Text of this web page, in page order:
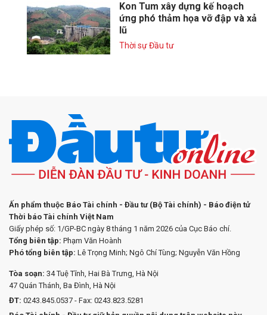
Kon Tum xây dựng kế hoạch
ứng phó thảm họa vỡ đập và xả
lũ
Thời sự Đầu tư
Ấn phẩm thuộc Báo Tài chính - Đầu tư (Bộ Tài chính) - Báo điện tử
Thời báo Tài chính Việt Nam
Giấy phép số: 1/GP-BC ngày 8 tháng 1 năm 2026 của Cục Báo chí.
Tổng biên tập: Phạm Văn Hoành
Phó tổng biên tập: Lê Trọng Minh; Ngô Chí Tùng; Nguyễn Văn Hồng
Tòa soạn: 34 Tuệ Tĩnh, Hai Bà Trưng, Hà Nội
47 Quán Thánh, Ba Đình, Hà Nội
ĐT: 0243.845.0537 - Fax: 0243.823.5281